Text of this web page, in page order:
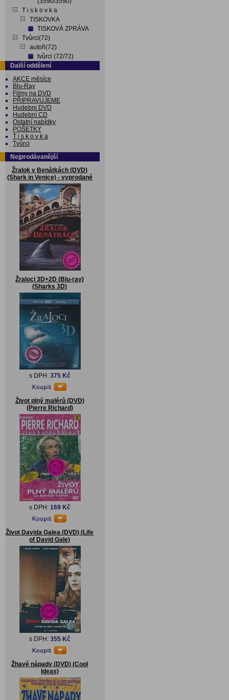
T i s k o v k a
TISKOVKA
TISKOVÁ ZPRÁVA
Tvůrci(72)
autoři(72)
tvůrci (72/72)
Další oddělení
AKCE měsíce
Blu-Ray
Filmy na DVD
PŘIPRAVUJEME
Hudebni DVD
Hudební CD
Ostatní nabídky
POŠETKY
T i s k o v k a
Tvůrci
Nejprodávanější
Žralok v Benátkách (DVD)
(Shark in Venice) - vyprodané
Žraloci 3D+2D (Blu-ray)
(Sharks 3D)
s DPH: 375 Kč
Život plný malérů (DVD)
(Pierre Richard)
s DPH: 169 Kč
Život Davida Galea (DVD) (Life
of David Gale)
s DPH: 355 Kč
Žhavé nápady (DVD) (Cool
Ideas)